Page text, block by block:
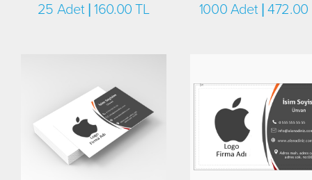
25 Adet | 160.00 TL 1000 Adet | 472.00